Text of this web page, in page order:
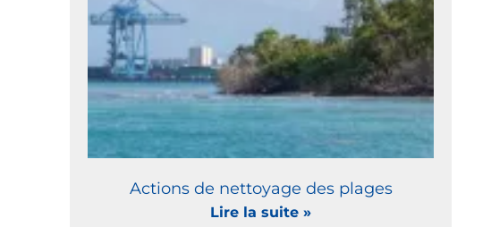
Actions de nettoyage des plages
Lire la suite »